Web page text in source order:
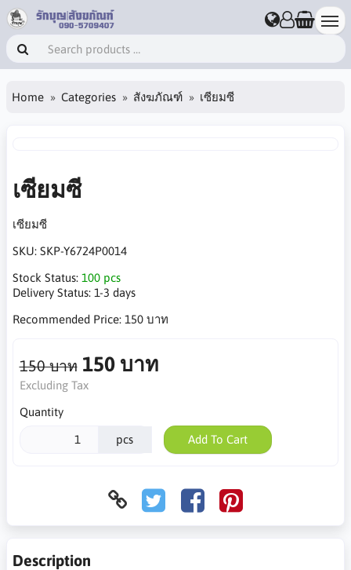
Home Categories สังฆภัณฑ์ เซียมซี
เซียมซี
เซียมซี
SKU: SKP-Y6724P0014
Stock Status: 100 pcs
Delivery Status: 1-3 days
Recommended Price: 150 บาท
150 บาท 150 บาท
Excluding Tax
Quantity
pcs Add To Cart
Description